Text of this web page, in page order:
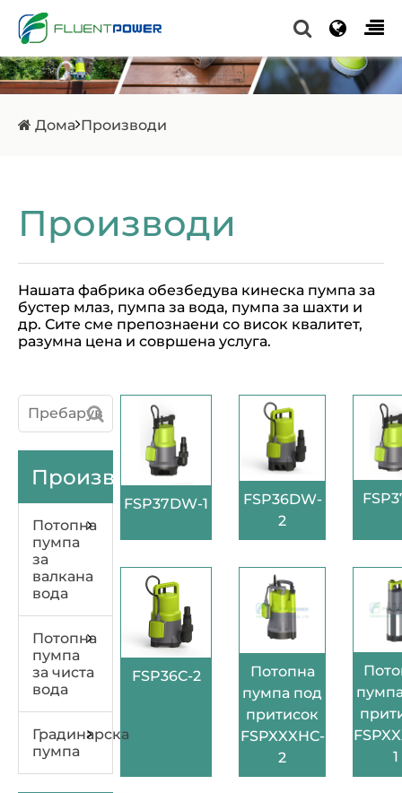
Дома Производи
Производи
Нашата фабрика обезбедува кинеска пумпа за
бустер млаз, пумпа за вода, пумпа за шахти и
др. Сите сме препознаени со висок квалитет,
разумна цена и совршена услуга.
Производи
Потопна
пумпа
за
валкана
вода
Потопна
пумпа
за чиста
вода
Градинарска
пумпа
FSP37DW-1
FSP36DW-
2
FSP36C-2
Потопна
пумпа под
притисок
FSPXXXHC-
2
1